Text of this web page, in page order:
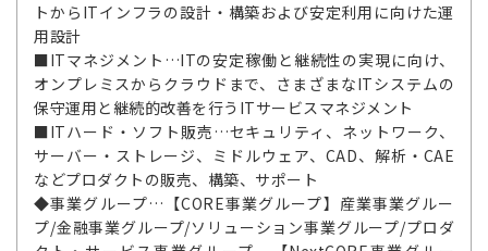
トからITインフラの設計・構築および安定利用に向けた運
用設計
■ITマネジメント…ITの安定稼働と継続性の実現に向け、
オンプレミスからクラウドまで、さまざまなITシステムの
保守運用と継続的改善を行うITサービスマネジメント
■ITハード・ソフト販売…セキュリティ、ネットワーク、
サーバー・ストレージ、ミドルウェア、CAD、解析・CAE
などプロダクトの販売、構築、サポート
◆事業グループ…【CORE事業グループ】産業事業グルー
プ/金融事業グループ/ソリューション事業グループ/プロダ